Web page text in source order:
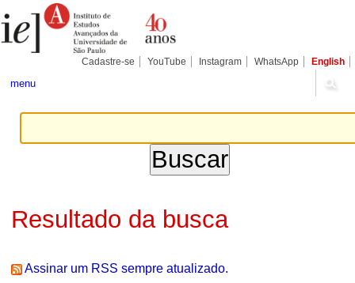
para
conteúdo.
Pessoais
Cadastre-se YouTube Instagram WhatsApp English
menu
Resultado da busca
Assinar um RSS sempre atualizado.